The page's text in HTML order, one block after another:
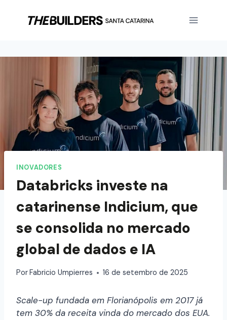
INOVADORES
Databricks investe na
catarinense Indicium, que
se consolida no mercado
global de dados e IA
Por Fabricio Umpierres 16 de setembro de 2025
Scale-up fundada em Florianópolis em 2017 já
tem 30% da receita vinda do mercado dos EUA.